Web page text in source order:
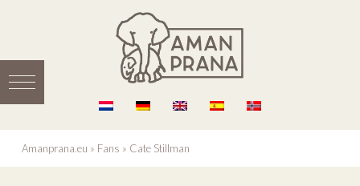
Amanprana.eu » Fans » Cate Stillman